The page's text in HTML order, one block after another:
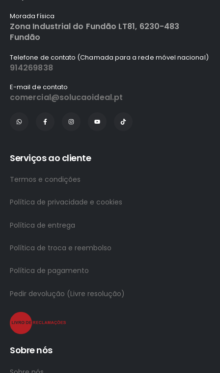
Morada física
Zona Industrial do Fundão LT81, 6230-483
Fundão
Telefone de contato (Chamada para a rede móvel nacional)
914269838
E-mail de contato
comercial@solucaoideal.pt
Serviços ao cliente
Termos e condições
Política de privacidade e cookies
Política de entrega
Política de troca e reembolso
Política de pagamento
Pedir devolução (Livre resolução)
Sobre nós